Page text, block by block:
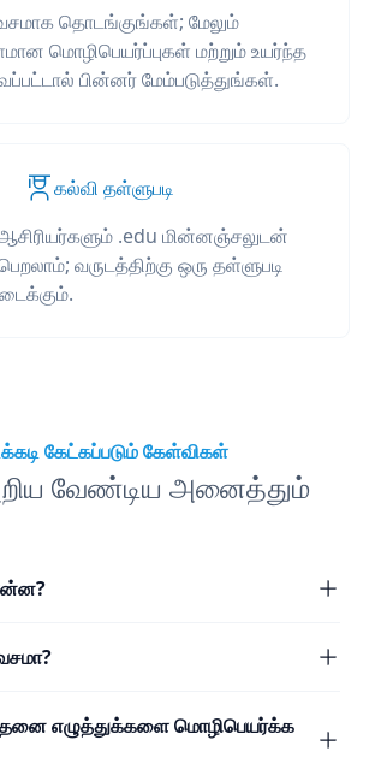
தொடங்குங்கள்; மேலும்
மொழிபெயர்ப்புகள் மற்றும் உயர்ந்த
பின்னர் மேம்படுத்துங்கள்.
கல்வி தள்ளுபடி
.edu மின்னஞ்சலுடன்
வருடத்திற்கு ஒரு தள்ளுபடி
கேட்கப்படும் கேள்விகள்
வேண்டிய அனைத்தும்
எழுத்துக்களை மொழிபெயர்க்க